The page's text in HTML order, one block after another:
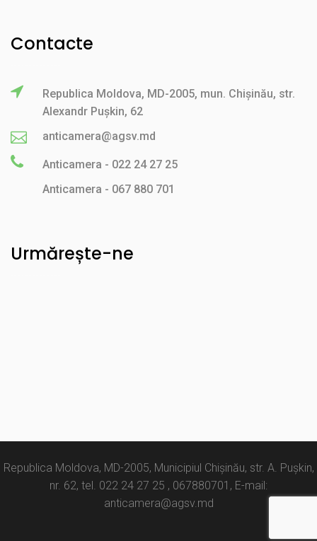
Contacte
Republica Moldova, MD-2005, mun. Chișinău, str.
Alexandr Pușkin, 62
anticamera@agsv.md
Anticamera - 022 24 27 25
Anticamera - 067 880 701
Urmărește-ne
Republica Moldova, MD-2005, Municipiul Chișinău, str. A. Pușkin,
nr. 62, tel. 022 24 27 25 , 067880701, E-mail:
anticamera@agsv.md